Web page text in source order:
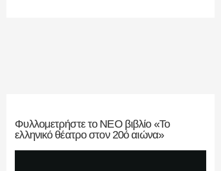
Φυλλομετρήστε το ΝΕΟ βιβλίο «Το
ελληνικό θέατρο στον 20ό αιώνα»